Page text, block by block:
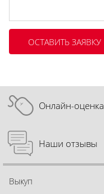
Онлайн-оценка
Наши отзывы
Выкуп